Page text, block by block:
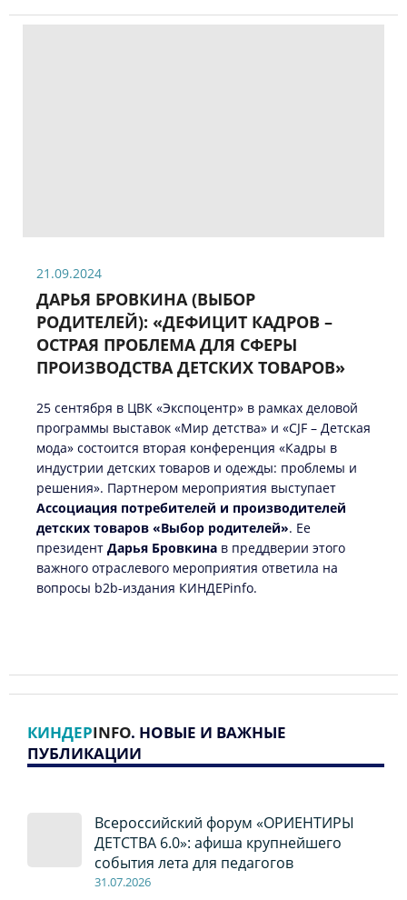
21.09.2024
ДАРЬЯ БРОВКИНА (ВЫБОР
РОДИТЕЛЕЙ): «ДЕФИЦИТ КАДРОВ –
ОСТРАЯ ПРОБЛЕМА ДЛЯ СФЕРЫ
ПРОИЗВОДСТВА ДЕТСКИХ ТОВАРОВ»
25 сентября в ЦВК «Экспоцентр» в рамках деловой
программы выставок «Мир детства» и «CJF – Детская
мода» состоится вторая конференция «Кадры в
индустрии детских товаров и одежды: проблемы и
решения». Партнером мероприятия выступает
Ассоциация потребителей и производителей
детских товаров «Выбор родителей». Ее
президент Дарья Бровкина в преддверии этого
важного отраслевого мероприятия ответила на
вопросы b2b-издания КИНДЕРinfo.
КИНДЕРINFO. НОВЫЕ И ВАЖНЫЕ
ПУБЛИКАЦИИ
Всероссийский форум «ОРИЕНТИРЫ
ДЕТСТВА 6.0»: афиша крупнейшего
события лета для педагогов
31.07.2026